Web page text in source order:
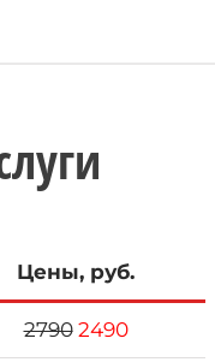
Цены, руб.
27902490